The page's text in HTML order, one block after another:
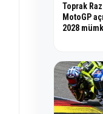
Toprak
MotoGP
2028